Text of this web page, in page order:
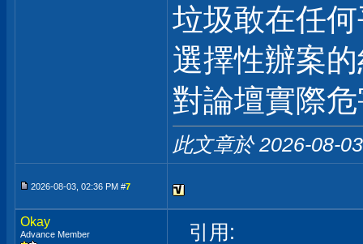
垃圾敢在任
選擇性辦案
對論壇實際
此文章於 2026-08-
2026-08-03, 02:36 PM #7
Okay
Advance Member 引用: